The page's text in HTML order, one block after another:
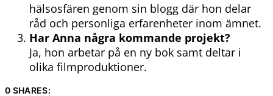
hälsosfären genom sin blogg där hon delar
råd och personliga erfarenheter inom ämnet.
Har Anna några kommande projekt?
Ja, hon arbetar på en ny bok samt deltar i
olika filmproduktioner.
0 SHARES: